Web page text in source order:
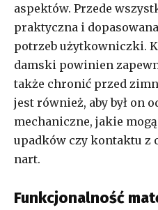
aspektów. Przede
praktyczna i
potrzeb użytkowniczki.
damski powinien
także chronić przed
jest również, aby był on
mechaniczne, jakie
upadków czy kontaktu z
nart.
Funkcjonalność